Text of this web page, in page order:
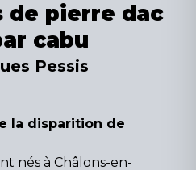
de pierre dac
cabu
Pessis
la disparition de
nés à Châlons-en-